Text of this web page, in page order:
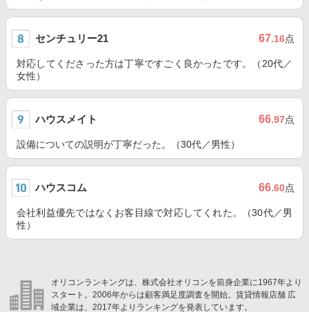
センチュリー21 67.16点
対応してくださった方は丁寧ですごく良かったです。（20代／
女性）
ハウスメイト 66.97点
設備についての説明が丁寧だった。（30代／男性）
ハウスコム 66.60点
会社利益優先ではなくお客目線で対応してくれた。（30代／男
性）
オリコンランキングは、株式会社オリコンを前身企業に1967年より
スタート。2006年からは顧客満足度調査を開始。賃貸情報店舗 広
域企業は、2017年よりランキングを発表しています。